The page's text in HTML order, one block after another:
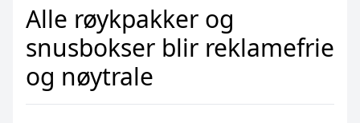
Alle røykpakker og
snusbokser blir reklamefrie
og nøytrale